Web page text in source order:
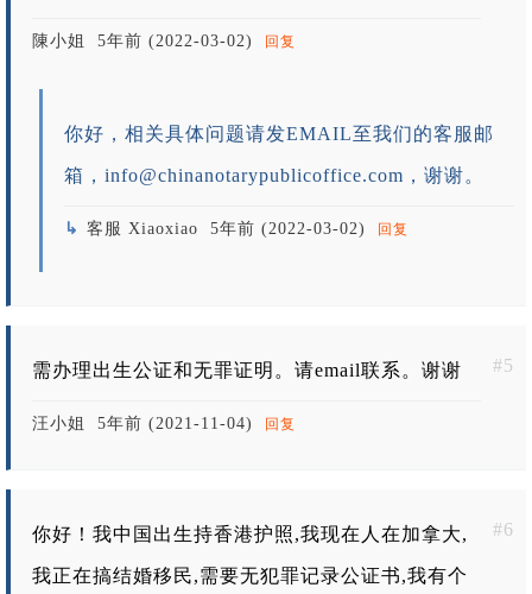
陳小姐 5年前 (2022-03-02) 回复
你好，相关具体问题请发EMAIL至我们的客服邮
箱， info@chinanotarypublicoffice.com ，谢谢。
客服 Xiaoxiao 5年前 (2022-03-02) 回复
#5
需办理出生公证和无罪证明。请email联系。谢谢
汪小姐 5年前 (2021-11-04) 回复
#6
你好！我中国出生持香港护照,我现在人在加拿大,
我正在搞结婚移民,需要无犯罪记录公证书,我有个